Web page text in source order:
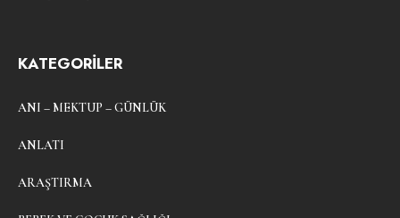
KATEGORİLER
ANI – MEKTUP – GÜNLÜK
ANLATI
ARAŞTIRMA